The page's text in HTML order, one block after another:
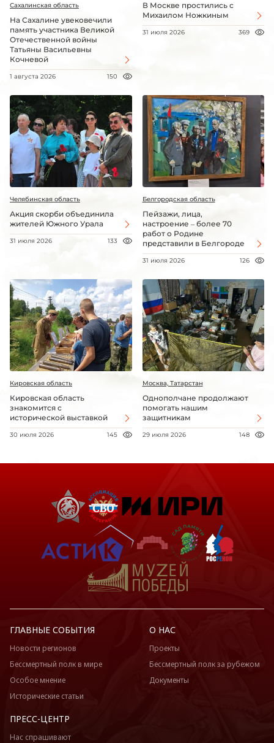
Сахалинская область
На Сахалине увековечили
память участника Великой
Отечественной войны
Татьяны Васильевны
Кочневой
1 августа 2026 150
В Москве простились с
Михаилом Ножкиным
31 июля 2026 369
Челябинская область
Акция скорби объединила
жителей Южного Урала
31 июля 2026 133
Белгородская область
Пейзажи, лица,
настроение – более 70
работ о Родине
представили в Белгороде
31 июля 2026 126
Кировская область
Кировская область
знакомится с
исторической выставкой
30 июля 2026 145
Москва, Татарстан
Однополчане продолжают
помогать нашим
защитникам
29 июля 2026 148
ГЛАВНЫЕ СОБЫТИЯ
Новости регионов
Бессмертный полк в мире
Особое мнение
Исторические статьи
О НАС
Проекты
Бессмертный полк за рубежом
Документы
ПРЕСС-ЦЕНТР
Нас спрашивают